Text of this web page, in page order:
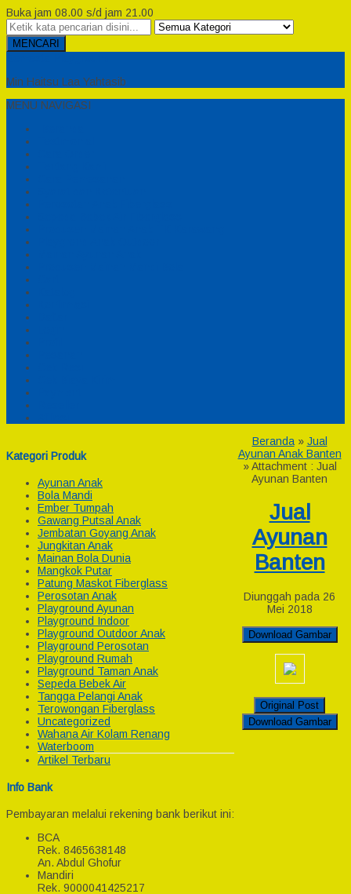
Buka jam 08.00 s/d jam 21.00
MENCARI
Min Haitsu Laa Yahtasib
MENU NAVIGASI
Kategori Produk
Ayunan Anak
Bola Mandi
Ember Tumpah
Gawang Putsal Anak
Jembatan Goyang Anak
Jungkitan Anak
Mainan Bola Dunia
Mangkok Putar
Patung Maskot Fiberglass
Perosotan Anak
Playground Ayunan
Playground Indoor
Playground Outdoor Anak
Playground Perosotan
Playground Rumah
Playground Taman Anak
Sepeda Bebek Air
Tangga Pelangi Anak
Terowongan Fiberglass
Uncategorized
Wahana Air Kolam Renang
Waterboom
Artikel Terbaru
Info Bank
Pembayaran melalui rekening bank berikut ini:
BCA
Rek. 8465638148
An. Abdul Ghofur
Mandiri
Rek. 9000041425217
Beranda» Jual
Ayunan Anak Banten
» Attachment : Jual
Ayunan Banten
Jual
Ayunan
Banten
Diunggah pada 26
Mei 2018
Download Gambar
Original Post
Download Gambar